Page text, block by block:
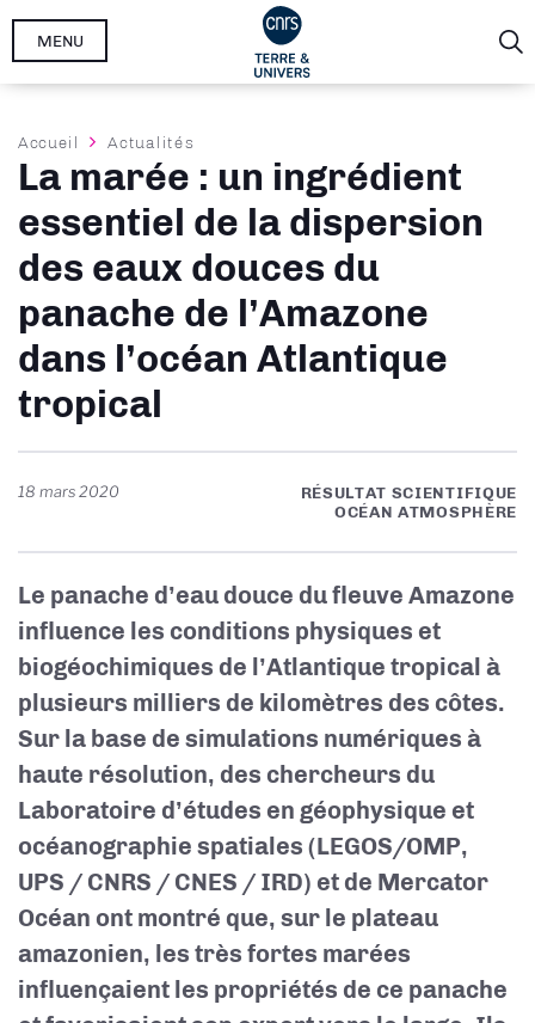
Aller
MENU
Fil
d'Ariane
Accueil Actualités
La marée : un ingrédient
essentiel de la dispersion
des eaux douces du
panache de l’Amazone
dans l’océan Atlantique
tropical
18 mars 2020
RÉSULTAT SCIENTIFIQUE
OCÉAN ATMOSPHÈRE
Le panache d’eau douce du fleuve Amazone
influence les conditions physiques et
biogéochimiques de l’Atlantique tropical à
plusieurs milliers de kilomètres des côtes.
Sur la base de simulations numériques à
haute résolution, des chercheurs du
Laboratoire d’études en géophysique et
océanographie spatiales (LEGOS/OMP,
UPS / CNRS / CNES / IRD) et de Mercator
Océan ont montré que, sur le plateau
amazonien, les très fortes marées
influençaient les propriétés de ce panache